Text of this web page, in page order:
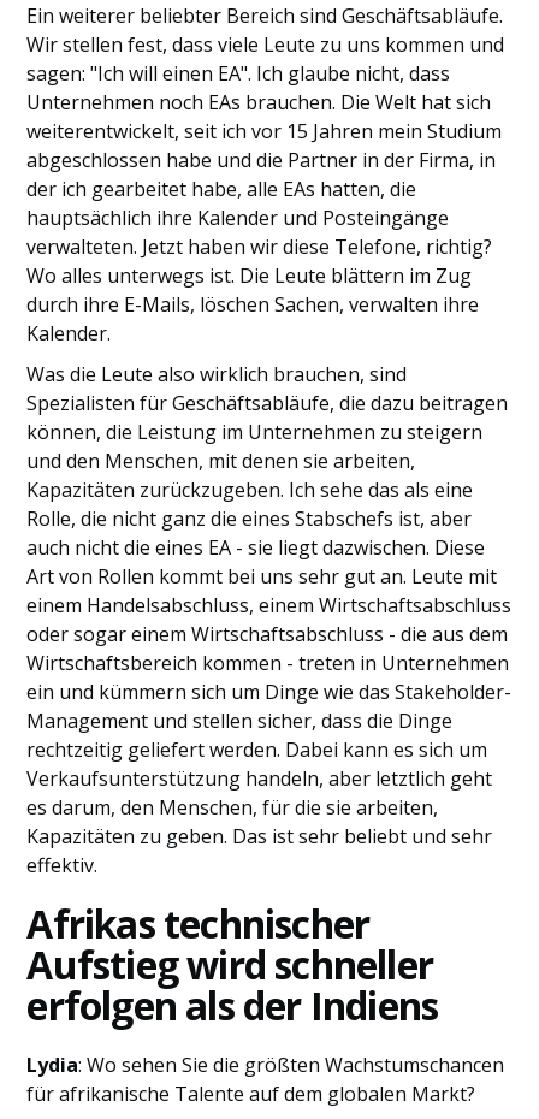
Ein weiterer beliebter Bereich sind Geschäftsabläufe.
Wir stellen fest, dass viele Leute zu uns kommen und
sagen: "Ich will einen EA". Ich glaube nicht, dass
Unternehmen noch EAs brauchen. Die Welt hat sich
weiterentwickelt, seit ich vor 15 Jahren mein Studium
abgeschlossen habe und die Partner in der Firma, in
der ich gearbeitet habe, alle EAs hatten, die
hauptsächlich ihre Kalender und Posteingänge
verwalteten. Jetzt haben wir diese Telefone, richtig?
Wo alles unterwegs ist. Die Leute blättern im Zug
durch ihre E-Mails, löschen Sachen, verwalten ihre
Kalender.
Was die Leute also wirklich brauchen, sind
Spezialisten für Geschäftsabläufe, die dazu beitragen
können, die Leistung im Unternehmen zu steigern
und den Menschen, mit denen sie arbeiten,
Kapazitäten zurückzugeben. Ich sehe das als eine
Rolle, die nicht ganz die eines Stabschefs ist, aber
auch nicht die eines EA - sie liegt dazwischen. Diese
Art von Rollen kommt bei uns sehr gut an. Leute mit
einem Handelsabschluss, einem Wirtschaftsabschluss
oder sogar einem Wirtschaftsabschluss - die aus dem
Wirtschaftsbereich kommen - treten in Unternehmen
ein und kümmern sich um Dinge wie das Stakeholder-
Management und stellen sicher, dass die Dinge
rechtzeitig geliefert werden. Dabei kann es sich um
Verkaufsunterstützung handeln, aber letztlich geht
es darum, den Menschen, für die sie arbeiten,
Kapazitäten zu geben. Das ist sehr beliebt und sehr
effektiv.
Afrikas technischer
Aufstieg wird schneller
erfolgen als der Indiens
Lydia: Wo sehen Sie die größten Wachstumschancen
für afrikanische Talente auf dem globalen Markt?